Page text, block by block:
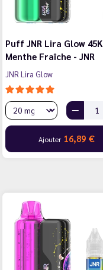
Puff JNR Lira Glow 45K
Menthe Fraîche - JNR
JNR Lira Glow
Ajouter 16,89 €